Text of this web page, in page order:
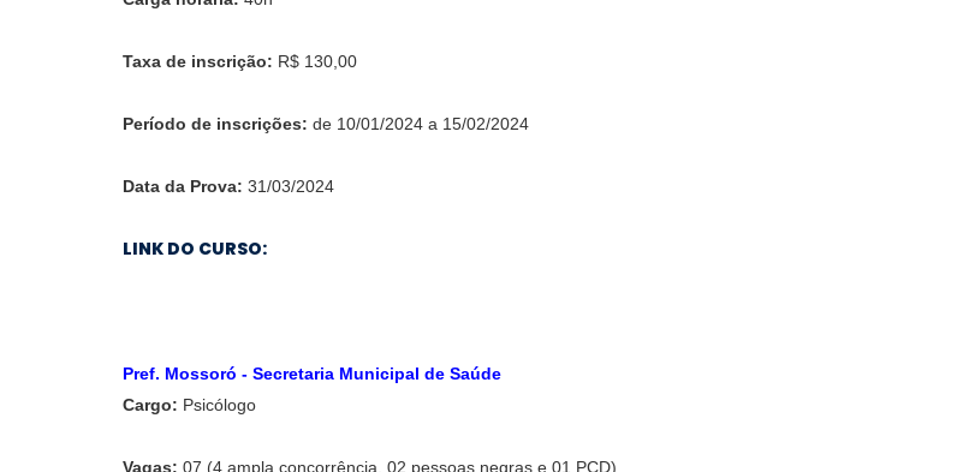
Taxa de inscrição: R$ 130,00
Período de inscrições: de 10/01/2024 a 15/02/2024
Data da Prova: 31/03/2024
LINK DO CURSO:
Pref. Mossoró - Secretaria Municipal de Saúde
Cargo: Psicólogo
Vagas: 07 (4 ampla concorrência, 02 pessoas negras e 01 PCD)